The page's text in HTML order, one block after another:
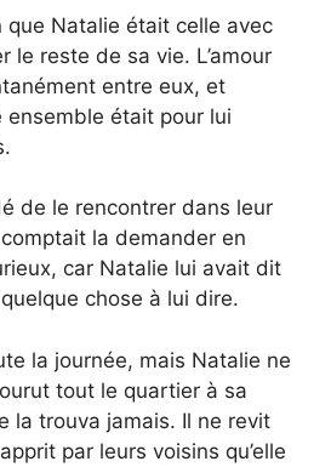
que Natalie était celle avec
le reste de sa vie. L’amour
entre eux, et
ensemble était pour lui
de le rencontrer dans leur
la demander en
car Natalie lui avait dit
chose à lui dire.
la journée, mais Natalie ne
tout le quartier à sa
la trouva jamais. Il ne revit
par leurs voisins qu’elle